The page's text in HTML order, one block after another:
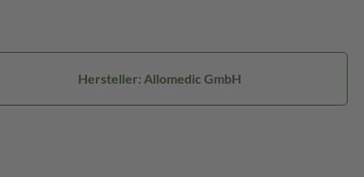
Hersteller: Allomedic GmbH